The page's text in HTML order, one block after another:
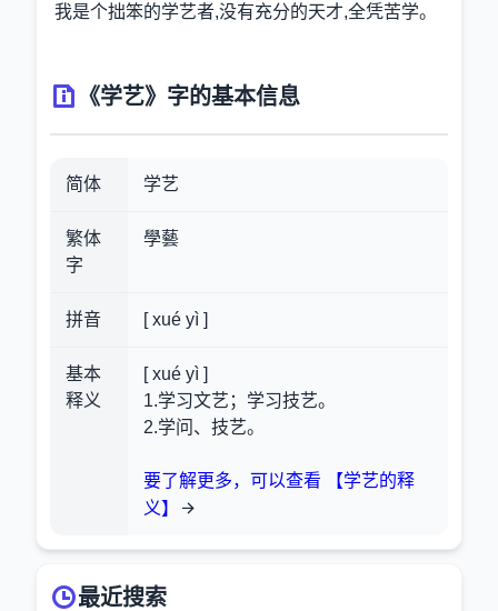
我是个拙笨的学艺者,没有充分的天才,全凭苦学。
《学艺》字的基本信息
简体 学艺
繁体
字
學藝
拼音 [ xué yì ]
基本
释义
[ xué yì ]
1.学习文艺；学习技艺。
2.学问、技艺。
要了解更多，可以查看 【学艺的释
义】
最近搜索